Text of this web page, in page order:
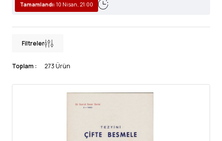
Tamamlandı:10 Nisan, 21:00
Filtreler
Toplam : 273 Ürün